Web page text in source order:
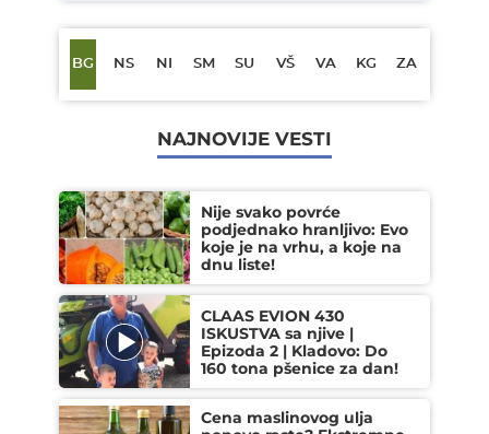
BG NS NI SM SU VŠ VA KG ZA
NAJNOVIJE VESTI
Nije svako povrće
podjednako hranljivo: Evo
koje je na vrhu, a koje na
dnu liste!
CLAAS EVION 430
ISKUSTVA sa njive |
Epizoda 2 | Kladovo: Do
160 tona pšenice za dan!
Cena maslinovog ulja